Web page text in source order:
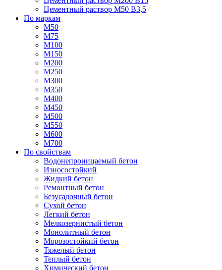
Цементный раствор М50 В3,5
По маркам
М50
М75
М100
М150
М200
М250
М300
М350
М400
М450
М500
М550
М600
М700
По свойствам
Водонепроницаемый бетон
Износостойкий
Жидкий бетон
Ремонтный бетон
Безусадочный бетон
Сухой бетон
Легкий бетон
Мелкозернистый бетон
Монолитный бетон
Морозостойкий бетон
Тяжелый бетон
Теплый бетон
Химический бетон